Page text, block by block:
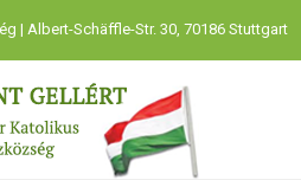
| Albert-Schäffle-Str. 30, 70186 Stuttgart